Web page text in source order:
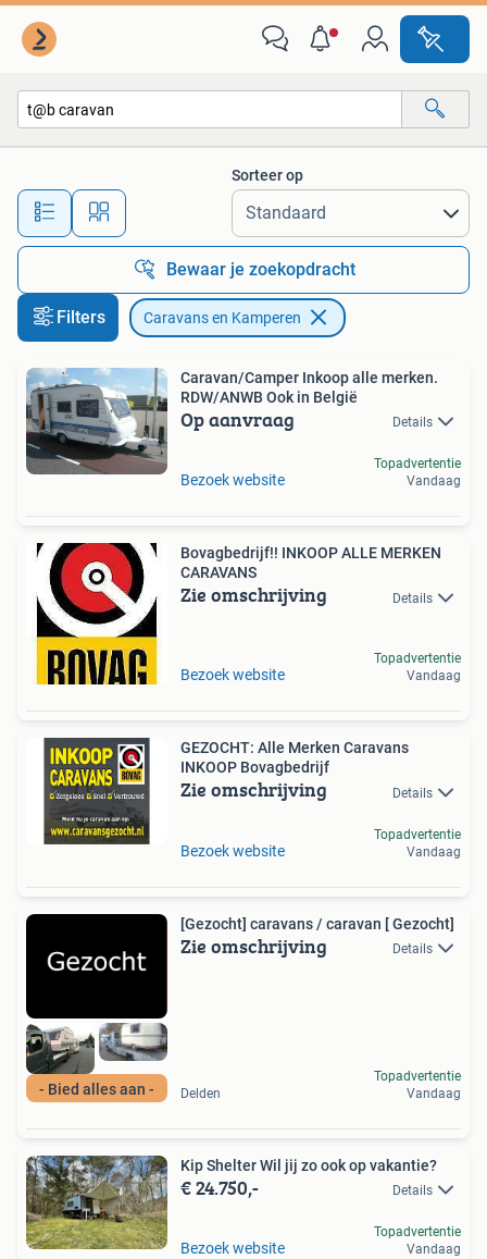
Alle afstanden…
Sorteer op
Bewaar je zoekopdracht
Filters Caravans en Kamperen
Caravan/Camper Inkoop alle merken.
RDW/ANWB Ook in België
Op aanvraag Details
Bezoek website
Topadvertentie
Vandaag
Bovagbedrijf!! INKOOP ALLE MERKEN
CARAVANS
Zie omschrijving Details
Bezoek website
Topadvertentie
Vandaag
GEZOCHT: Alle Merken Caravans
INKOOP Bovagbedrijf
Zie omschrijving Details
Bezoek website
Topadvertentie
Vandaag
- Bied alles aan -
[Gezocht] caravans / caravan [ Gezocht]
Zie omschrijving Details
Delden
Topadvertentie
Vandaag
Kip Shelter Wil jij zo ook op vakantie?
€ 24.750,- Details
Bezoek website
Topadvertentie
Vandaag